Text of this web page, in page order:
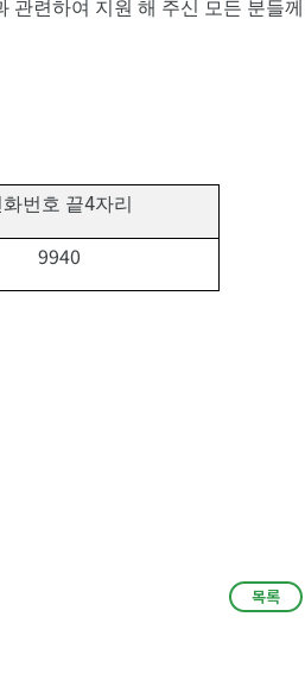
관련하여 지원 해 주신 모든 분들
화번호 끝4자리
9940
목록